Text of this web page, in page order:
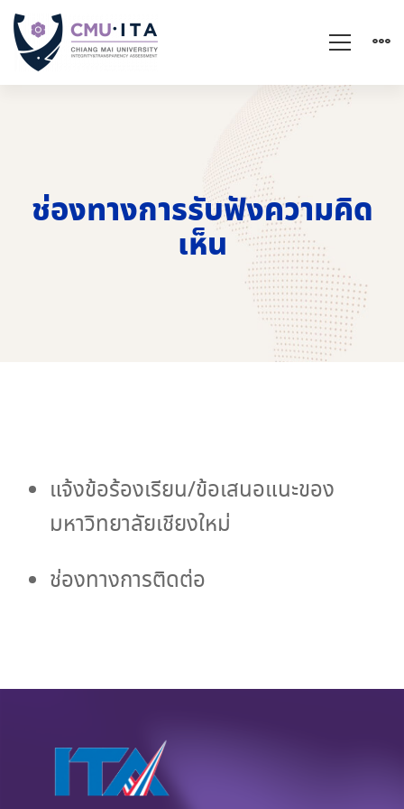
ช่องทางการรับฟังความคิด
เห็น
ช่อง
ทางการ
รับ
คิด
แจ้งข้อร้องเรียน/ข้อเสนอแนะของ
มหาวิทยาลัยเชียงใหม่
ช่องทางการติดต่อ